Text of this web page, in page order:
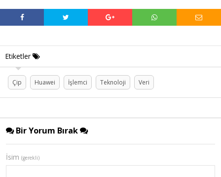
Etiketler
Çip Huawei İşlemci Teknoloji Veri
Bir Yorum Bırak
İsim (gerekli)